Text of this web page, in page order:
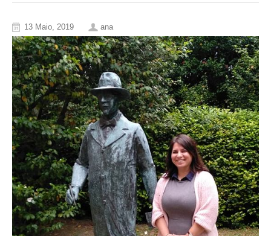
13 Maio, 2019 ana